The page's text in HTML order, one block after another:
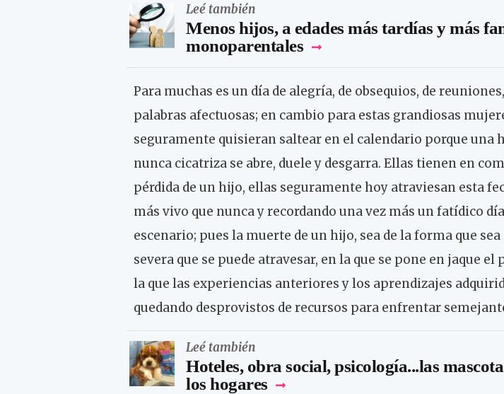
Leé también
Menos hijos, a edades más tardías y más
monoparentales
Para muchas es un día de alegría, de obsequios, de
palabras afectuosas; en cambio para estas grandiosas
seguramente quisieran saltear en el calendario porque una
nunca cicatriza se abre, duele y desgarra. Ellas tienen en
pérdida de un hijo, ellas seguramente hoy atraviesan esta
más vivo que nunca y recordando una vez más un fatídico
escenario; pues la muerte de un hijo, sea de la forma que
severa que se puede atravesar, en la que se pone en jaque el
la que las experiencias anteriores y los aprendizajes
quedando desprovistos de recursos para enfrentar
Leé también
Hoteles, obra social, psicología...las
los hogares